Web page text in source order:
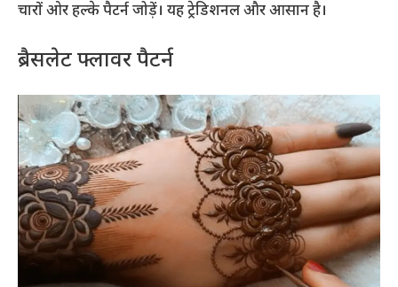
चारों ओर हल्के पैटर्न जोड़ें। यह ट्रेडिशनल और आसान है।
ब्रैसलेट फ्लावर पैटर्न